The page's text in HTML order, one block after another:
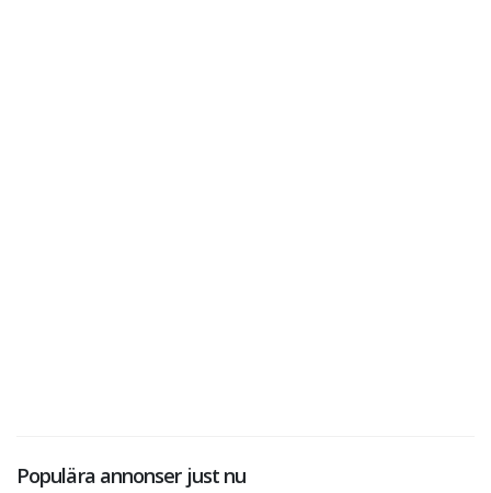
Populära annonser just nu